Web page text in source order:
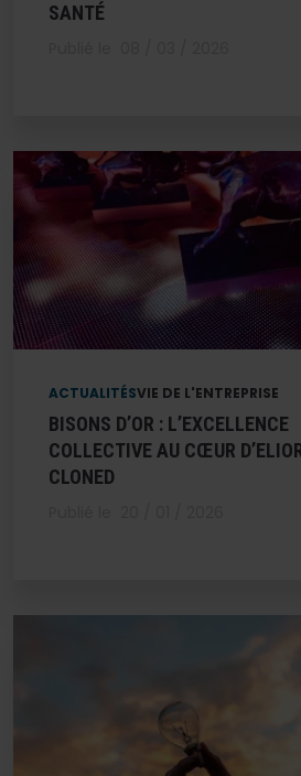
SANTÉ
ACTUALITÉSVIE DE L'ENTREPRISE
BISONS D’OR : L’EXCELLENCE
COLLECTIVE AU CŒUR
CLONED